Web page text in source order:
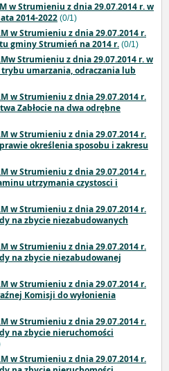
w Strumieniu z dnia 29.07.2014 r. w
2014-2022 (0/1)
w Strumieniu z dnia 29.07.2014 r.
gminy Strumień na 2014 r. (0/1)
Strumieniu z dnia 29.07.2014 r. w
umarzania, odraczania lub
w Strumieniu z dnia 29.07.2014 r.
Zabłocie na dwa odrębne
w Strumieniu z dnia 29.07.2014 r.
określenia sposobu i zakresu
w Strumieniu z dnia 29.07.2014 r.
utrzymania czystosci i
w Strumieniu z dnia 29.07.2014 r.
na zbycie niezabudowanych
w Strumieniu z dnia 29.07.2014 r.
na zbycie niezabudowanej
w Strumieniu z dnia 29.07.2014 r.
Komisji do wyłonienia
w Strumieniu z dnia 29.07.2014 r.
na zbycie nieruchomości
w Strumieniu z dnia 29.07.2014 r.